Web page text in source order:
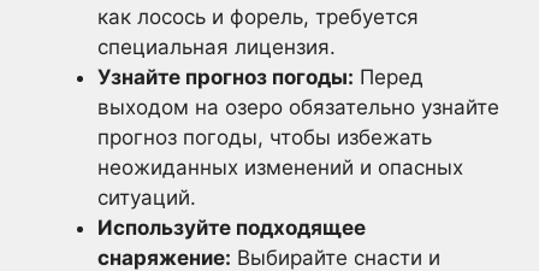
как лосось и форель, требуется
специальная лицензия.
Узнайте прогноз погоды: Перед
выходом на озеро обязательно узнайте
прогноз погоды, чтобы избежать
неожиданных изменений и опасных
ситуаций.
Используйте подходящее
снаряжение: Выбирайте снасти и